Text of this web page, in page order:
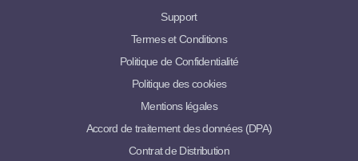
Support
Termes et Conditions
Politique de Confidentialité
Politique des cookies
Mentions légales
Accord de traitement des données (DPA)
Contrat de Distribution